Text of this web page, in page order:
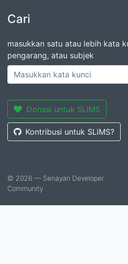
Cari
masukkan satu atau lebih kata
pengarang, atau subjek
Donasi untuk SLiMS
Kontribusi untuk SLiMS?
© 2026 — Senayan Developer
Community